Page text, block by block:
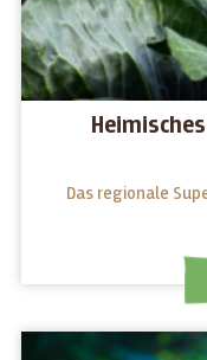
Das regionale